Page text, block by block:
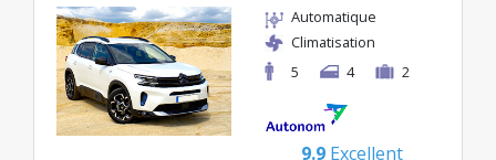
Automatique
Climatisation
5
4 2
9.9 Excellent